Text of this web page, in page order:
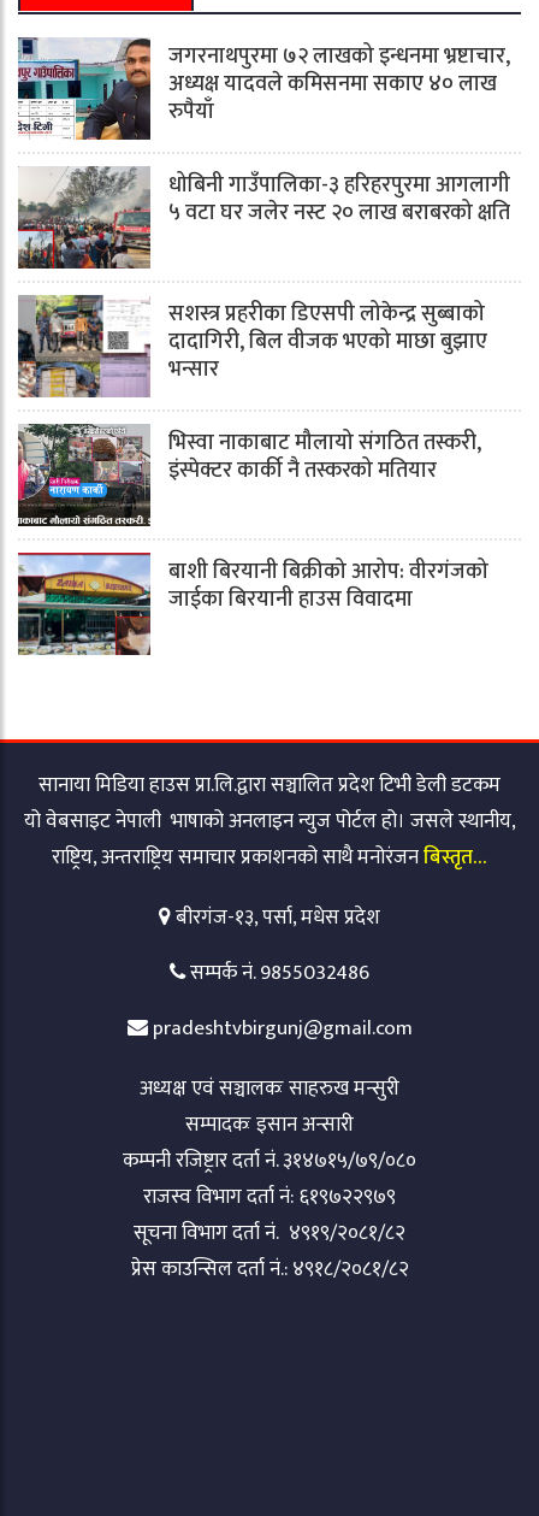
जगरनाथपुरमा ७२ लाखको इन्धनमा भ्रष्टाचार,
अध्यक्ष यादवले कमिसनमा सकाए ४० लाख
रुपैयाँ
धोबिनी गाउँपालिका-३ हरिहरपुरमा आगलागी
५ वटा घर जलेर नस्ट २० लाख बराबरको क्षति
सशस्त्र प्रहरीका डिएसपी लोकेन्द्र सुब्बाको
दादागिरी, बिल वीजक भएको माछा बुझाए
भन्सार
भिस्वा नाकाबाट मौलायो संगठित तस्करी,
इंस्पेक्टर कार्की नै तस्करको मतियार
बाशी बिरयानी बिक्रीको आरोप: वीरगंजको
जाईका बिरयानी हाउस विवादमा
सानाया मिडिया हाउस प्रा.लि.द्वारा सञ्चालित प्रदेश टिभी डेली डटकम
यो वेबसाइट नेपाली भाषाको अनलाइन न्युज पोर्टल हो। जसले स्थानीय,
राष्ट्रिय, अन्तराष्ट्रिय समाचार प्रकाशनको साथै मनोरंजनबिस्तृत…
बीरगंज-१३, पर्सा, मधेस प्रदेश
सम्पर्क नं. 9855032486
pradeshtvbirgunj@gmail.com
अध्यक्ष एवं सञ्चालकः साहरुख मन्सुरी
सम्पादकः इसान अन्सारी
कम्पनी रजिष्ट्रार दर्ता नं. ३१४७१५/७९/०८०
राजस्व विभाग दर्ता नं: ६१९७२२९७९
सूचना विभाग दर्ता नं. ४९१९/२०८१/८२
प्रेस काउन्सिल दर्ता नं.: ४९१८/२०८१/८२